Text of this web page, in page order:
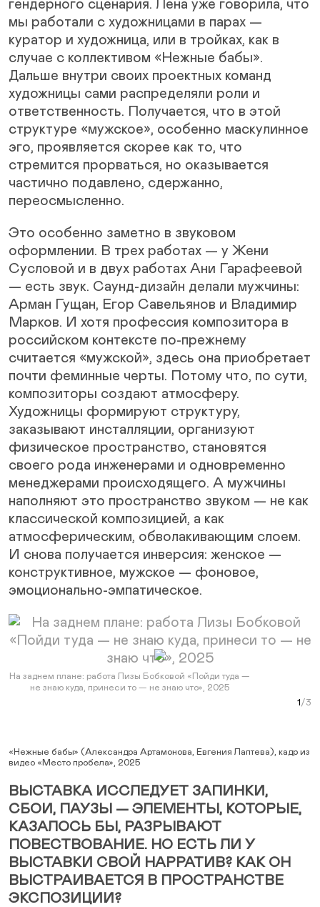
гендерного сценария. Лена уже говорила, что
мы работали с художницами в парах —
куратор и художница, или в тройках, как в
случае с коллективом «Нежные бабы».
Дальше внутри своих проектных команд
художницы сами распределяли роли и
ответственность. Получается, что в этой
структуре «мужское», особенно маскулинное
эго, проявляется скорее как то, что
стремится прорваться, но оказывается
частично подавлено, сдержанно,
переосмысленно.
Это особенно заметно в звуковом
оформлении. В трех работах — у Жени
Сусловой и в двух работах Ани Гарафеевой
— есть звук. Саунд-дизайн делали мужчины:
Арман Гущан, Егор Савельянов и Владимир
Марков. И хотя профессия композитора в
российском контексте по-прежнему
считается «мужской», здесь она приобретает
почти феминные черты. Потому что, по сути,
композиторы создают атмосферу.
Художницы формируют структуру,
заказывают инсталляции, организуют
физическое пространство, становятся
своего рода инженерами и одновременно
менеджерами происходящего. А мужчины
наполняют это пространство звуком — не как
классической композицией, а как
атмосферическим, обволакивающим слоем.
И снова получается инверсия: женское —
конструктивное, мужское — фоновое,
эмоционально-эмпатическое.
Next Slide
На заднем плане: работа Лизы Бобковой «Пойди туда —
не знаю куда, принеси то — не знаю что», 2025
«Нежные бабы» (Александра Артамонова, Евгения Лаптева), кадр из
видео «Место пробела», 2025
ВЫСТАВКА ИССЛЕДУЕТ ЗАПИНКИ,
СБОИ, ПАУЗЫ — ЭЛЕМЕНТЫ, КОТОРЫЕ,
КАЗАЛОСЬ БЫ, РАЗРЫВАЮТ
ПОВЕСТВОВАНИЕ. НО ЕСТЬ ЛИ У
ВЫСТАВКИ СВОЙ НАРРАТИВ? КАК ОН
ВЫСТРАИВАЕТСЯ В ПРОСТРАНСТВЕ
ЭКСПОЗИЦИИ?